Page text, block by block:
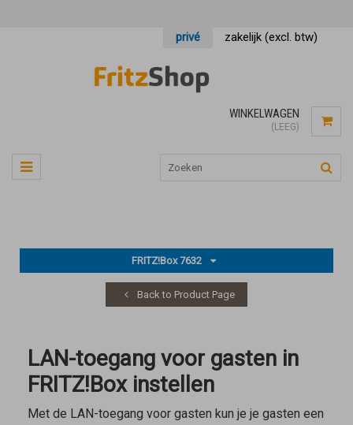
privé zakelijk (excl. btw)
WINKELWAGEN
(LEEG)
FRITZ!Box 7632
Back to Product Page
LAN-toegang voor gasten in
FRITZ!Box instellen
Met de LAN-toegang voor gasten kun je je gasten een